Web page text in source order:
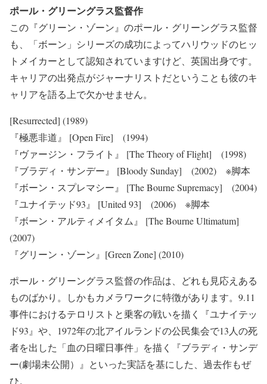
ポール・グリーングラス監督作
この『グリーン・ゾーン』のポール・グリーングラス監督
も、「ボーン」シリーズの成功によってハリウッドのヒッ
トメイカーとして認知されていますけど、英国出身です。
キャリアの出発点がジャーナリストだということも彼のキ
ャリアを語る上で欠かせません。
[Resurrected] (1989)
『極悪非道』 [Open Fire] (1994)
『ヴァージン・フライト』 [The Theory of Flight] (1998)
『ブラディ・サンデー』 [Bloody Sunday] (2002) ※脚本
『ボーン・スプレマシー』 [The Bourne Supremacy] (2004)
『ユナイテッド93』 [United 93] (2006) ※脚本
『ボーン・アルティメイタム』 [The Bourne Ultimatum]
(2007)
『グリーン・ゾーン』[Green Zone] (2010)
ポール・グリーングラス監督の作品は、どれも見応えある
ものばかり。しかもカメラワークに特徴があります。9.11
事件におけるテロリストと乗客の戦いを描く『ユナイテッ
ド93』や、1972年の北アイルランドの公民集会で13人の死
者を出した「血の日曜日事件」を描く『ブラディ・サンデ
ー(劇場未公開）』といった実話を基にした、過去作もぜ
ひ。